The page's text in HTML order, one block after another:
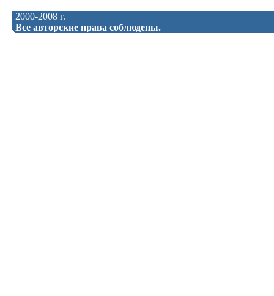
2000-2008 г.
Все авторские права соблюдены.